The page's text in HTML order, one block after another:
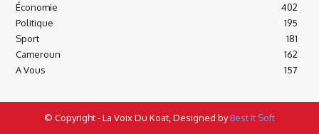
Économie
402
Politique
195
Sport
181
Cameroun
162
A Vous
157
© Copyright - La Voix Du Koat, Designed byBest It Soft